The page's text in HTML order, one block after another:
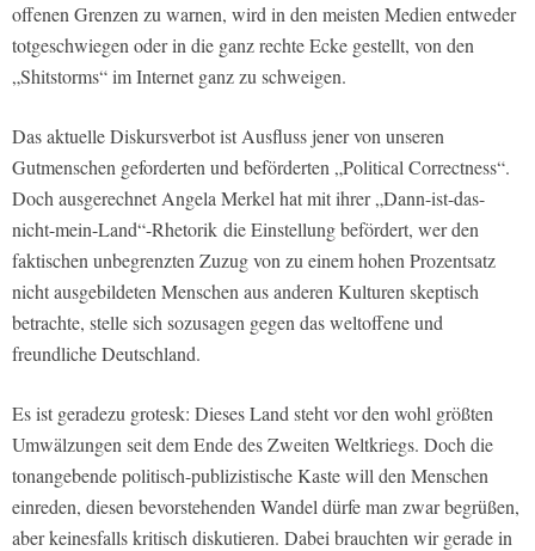
offenen Grenzen zu warnen, wird in den meisten Medien entweder
totgeschwiegen oder in die ganz rechte Ecke gestellt, von den
„Shitstorms“ im Internet ganz zu schweigen.
Das aktuelle Diskursverbot ist Ausfluss jener von unseren
Gutmenschen geforderten und beförderten „Political Correctness“.
Doch ausgerechnet Angela Merkel hat mit ihrer „Dann-ist-das-
nicht-mein-Land“-Rhetorik die Einstellung befördert, wer den
faktischen unbegrenzten Zuzug von zu einem hohen Prozentsatz
nicht ausgebildeten Menschen aus anderen Kulturen skeptisch
betrachte, stelle sich sozusagen gegen das weltoffene und
freundliche Deutschland.
Es ist geradezu grotesk: Dieses Land steht vor den wohl größten
Umwälzungen seit dem Ende des Zweiten Weltkriegs. Doch die
tonangebende politisch-publizistische Kaste will den Menschen
einreden, diesen bevorstehenden Wandel dürfe man zwar begrüßen,
aber keinesfalls kritisch diskutieren. Dabei brauchten wir gerade in